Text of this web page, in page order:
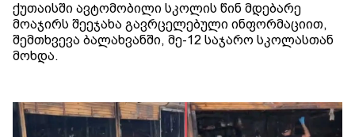
ქუთაისში ავტომობილი სკოლის წინ მდებარე
მოაჯირს შეეჯახა გავრცელებული ინფორმაციით,
შემთხვევა ბალახვანში, მე-12 საჯარო სკოლასთან
მოხდა.